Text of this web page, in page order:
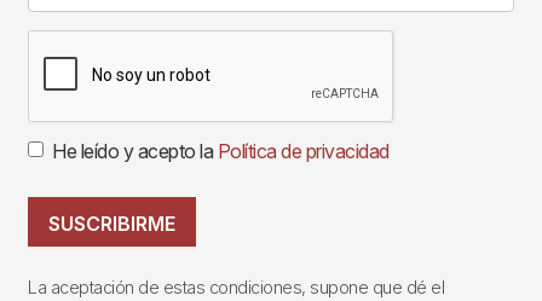
He leído y acepto la Política de privacidad
SUSCRIBIRME
La aceptación de estas condiciones, supone que dé el